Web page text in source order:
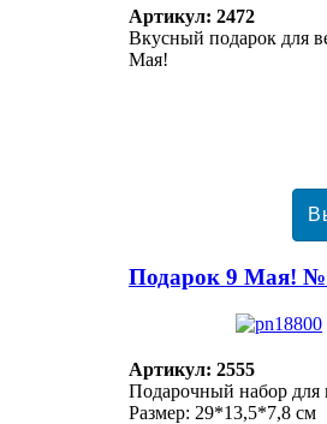
Артикул: 2472
Вкусный подарок для
Мая!
Подарок 9 Мая! №
Артикул: 2555
Подарочный набор для
Размер: 29*13,5*7,8 см